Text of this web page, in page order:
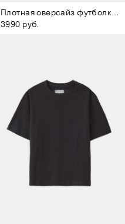
Плотная оверсайз футболка коричневая
3990 руб.